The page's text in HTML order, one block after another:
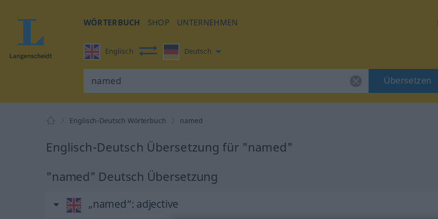
WÖRTERBUCH SHOP UNTERNEHMEN
Englisch Deutsch
Übersetzen
Englisch-Deutsch Wörterbuch named
Englisch-Deutsch Übersetzung für "named"
"named" Deutsch Übersetzung
„named“: adjective